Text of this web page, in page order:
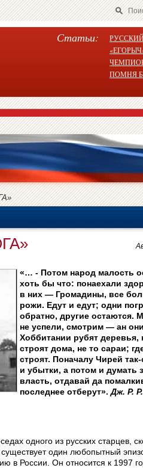
Статьи:
РУССКИЙ
ПОМНЯ
«… - Потом народ малость
хоть бы что: по­на­е­ха­ли
в них — Громадины, все
рожи. Едут и едут; одни
обратно, другие остаются.
не успели, смотрим — ан
Хоббитании рубят деревья,
строят дома, не то сараи;
строят. Поначалу Чирей
и убытки, а потом и думать
власть, отдавай да
последнее отберут».Дж. Р.
одного из русских старцев,
один любопытный
в России. Он относится к 1997